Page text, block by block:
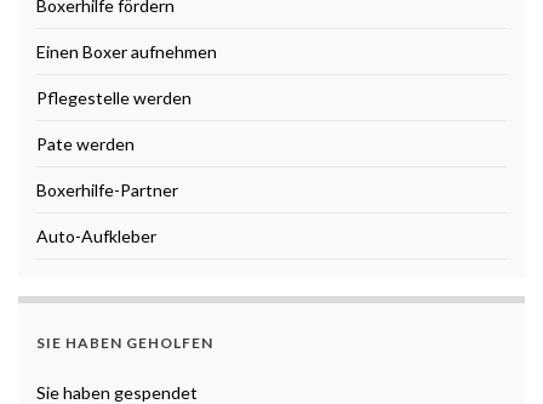
Boxerhilfe fördern
Einen Boxer aufnehmen
Pflegestelle werden
Pate werden
Boxerhilfe-Partner
Auto-Aufkleber
SIE HABEN GEHOLFEN
Sie haben gespendet